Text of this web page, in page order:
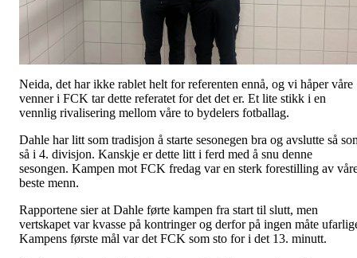
Neida, det har ikke rablet helt for referenten ennå, og vi håper våre
venner i FCK tar dette referatet for det det er. Et lite stikk i en
vennlig rivalisering mellom våre to bydelers fotballag.
Dahle har litt som tradisjon å starte sesonegen bra og avslutte så
så i 4. divisjon. Kanskje er dette litt i ferd med å snu denne
sesongen. Kampen mot FCK fredag var en sterk forestilling av
beste menn.
Rapportene sier at Dahle førte kampen fra start til slutt, men
vertskapet var kvasse på kontringer og derfor på ingen måte
Kampens første mål var det FCK som sto for i det 13. minutt.